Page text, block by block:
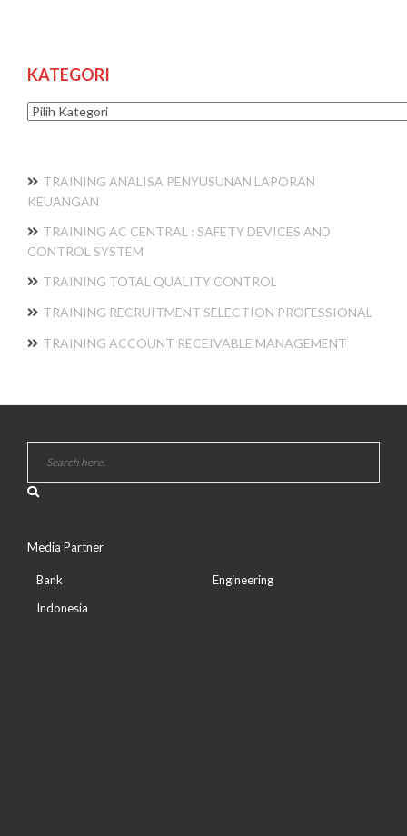
KATEGORI
Kategori
TRAINING ANALISA PENYUSUNAN LAPORAN
KEUANGAN
TRAINING AC CENTRAL : SAFETY DEVICES AND
CONTROL SYSTEM
TRAINING TOTAL QUALITY CONTROL
TRAINING RECRUITMENT SELECTION PROFESSIONAL
TRAINING ACCOUNT RECEIVABLE MANAGEMENT
Media Partner
Bank
Indonesia
Engineering